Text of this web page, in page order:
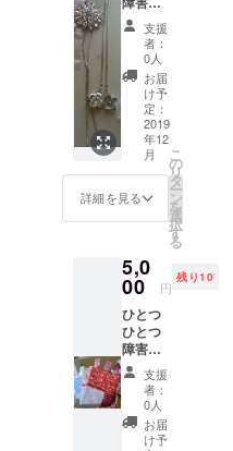
施設で
の手作
りにな
りま
す。
ネック
レス
は、右
か左の
どちら
かにな
りま
す。 動
ラップ
の色な
どは、
お選び
いただ
けない
ので、
ご了承
くださ
い。
支援
者：
0人
お届
け予
定：
2019
年12
月
詳細を見る
こ
の
リ
タ
ー
ン
を
選
択
す
る
5,0
00 円
残り10
ひとつ
ひとつ
障害者
施設で
の手作
りにな
りま
す。
支援
者：
0人
お届
け予